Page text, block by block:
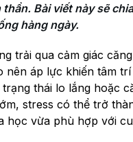
Bài viết này sẽ
trải qua cảm giác
áp lực khiến tâm
thái lo lắng hoặc
stress có thể trở
học vừa phù hợp với